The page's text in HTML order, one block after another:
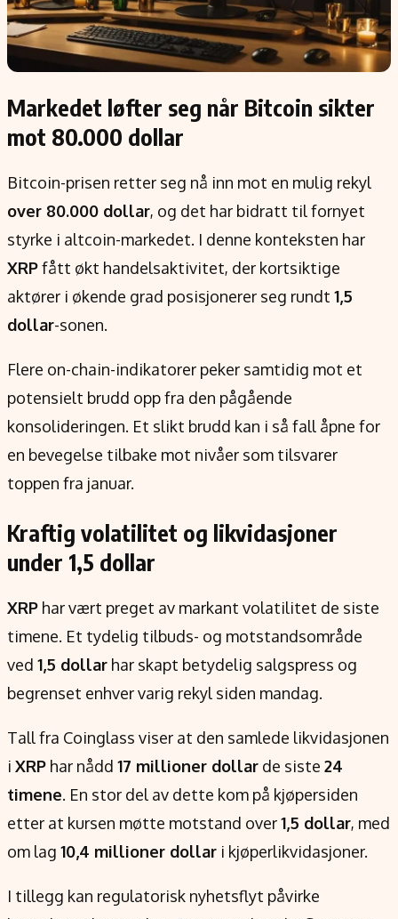
EU-Kommisjonen
Grønt skifte
Redaksjonell policy
Informasjon
Om oss
Forfattere og redaksjon
Etiske retningslinjer
Verdensnyheter
Alt om penger på engelsk
Markedet løfter seg når Bitcoin sikter
mot 80.000 dollar
Bitcoin-prisen retter seg nå inn mot en mulig rekyl
over 80.000 dollar, og det har bidratt til fornyet
styrke i altcoin-markedet. I denne konteksten har
XRPfått økt handelsaktivitet, der kortsiktige
aktører i økende grad posisjonerer seg rundt 1,5
dollar-sonen.
Flere on-chain-indikatorer peker samtidig mot et
potensielt brudd opp fra den pågående
konsolideringen. Et slikt brudd kan i så fall åpne for
en bevegelse tilbake mot nivåer som tilsvarer
toppen fra januar.
Kraftig volatilitet og likvidasjoner
under 1,5 dollar
XRP har vært preget av markant volatilitet de siste
timene. Et tydelig tilbuds- og motstandsområde
ved 1,5 dollar har skapt betydelig salgspress og
begrenset enhver varig rekyl siden mandag.
Tall fra Coinglass viser at den samlede likvidasjonen
i XRP har nådd 17 millioner dollar de siste 24
timene. En stor del av dette kom på kjøpersiden
etter at kursen møtte motstand over1,5 dollar, med
om lag 10,4 millioner dollar i kjøperlikvidasjoner.
I tillegg kan regulatorisk nyhetsflyt påvirke